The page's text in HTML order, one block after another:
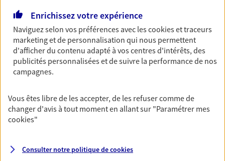
Découvrir l'offre Retraite
Prévoyance
Pour un avenir serein, assurez-vous avec notre
contrat prévoyance. Préservez vos proches en cas
d'accident ou de maladie en optant pour les
invalidité ou de décès.
Découvrir l'offre Prévoyance
Santé
Enrichissez votre expérience
Naviguez selon vos préférences avec lescookies et traceurs
marketing et de personnalisation qui nous permettent
d'afficher du contenu adapté à vos centres d'intérêts, des
publicités personnalisées et de suivre la performance de nos
campagnes.
Vous êtes libre de les accepter, de les refuser comme de
changer d'avis à tout moment en allant sur "Paramétrer mes
cookies"
Consulter notre politique decookies